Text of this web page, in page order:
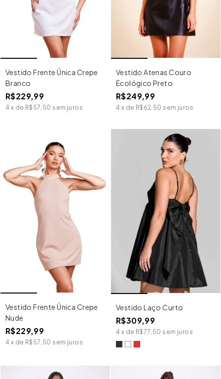
Vestido Frente Única Crepe
Branco
R$229,99
4 x de R$57,50 sem juros
Vestido Atenas Couro
Ecológico Preto
R$249,99
4 x de R$62,50 sem juros
Vestido Frente Única Crepe
Nude
R$229,99
4 x de R$57,50 sem juros
Vestido Laço Curto
R$309,99
4 x de R$77,50 sem juros